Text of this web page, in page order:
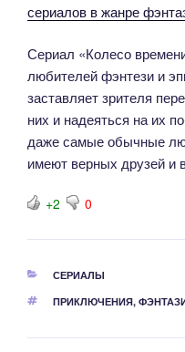
сериалов в жанре
Сериал «Колесо
любителей фэнтези и
заставляет зрителя
них и надеяться на их
даже самые обычные
имеют верных друзей и
+2 0
РУБРИКИ
СЕРИАЛЫ
МЕТКИ
ПРИКЛЮЧЕНИЯ,